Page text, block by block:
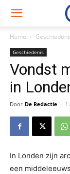
Home
Geschiedenis
Vondst
in
Door De Redactie - 1
In Londen zijn
een